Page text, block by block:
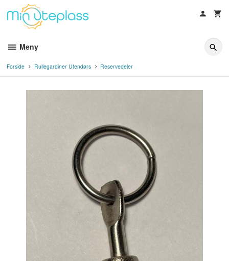
innholdet
Meny
Forside Rullegardiner Utendørs Reservedeler